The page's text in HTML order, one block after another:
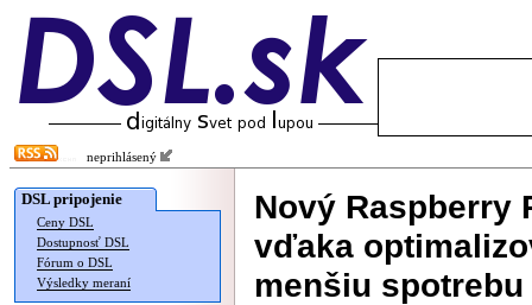
neprihlásený
DSL pripojenie
Ceny DSL
Dostupnosť DSL
Fórum o DSL
Výsledky meraní
Nový Raspberry
vďaka
menšiu spotrebu